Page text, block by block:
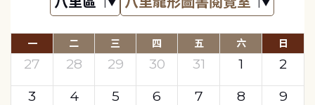
一 二 三 四 五 六 日
27 28 29 30 31 1
2
3
4 5 6 7 8
9